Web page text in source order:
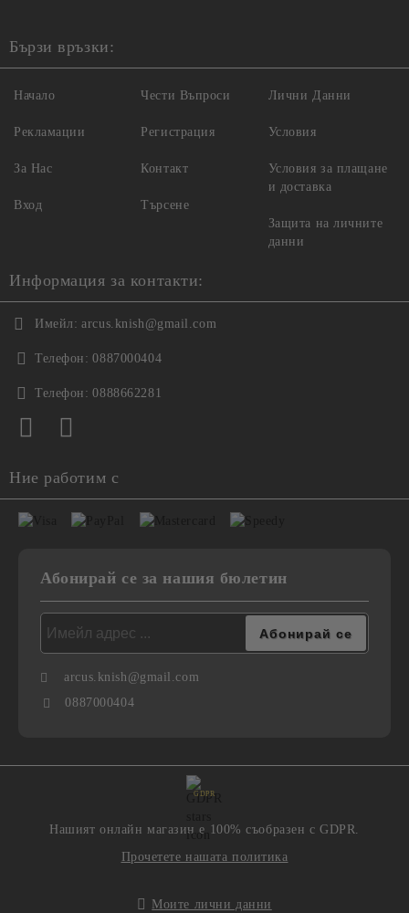
Бързи връзки:
Начало
Рекламации
За Нас
Вход
Чести Въпроси
Регистрация
Контакт
Търсене
Лични Данни
Условия
Условия за плащане
и доставка
Защита на личните
данни
Информация за контакти:
Имейл: arcus.knish@gmail.com
Телефон: 0887000404
Телефон: 0888662281
Ние работим с
Абонирай се за нашия бюлетин
arcus.knish@gmail.com
0887000404
GDPR
Нашият онлайн магазин е 100% съобразен с GDPR.
Прочетете нашата политика
Моите лични данни